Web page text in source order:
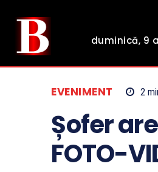
duminică, 9
EVENIMENT 2
Șofer
FOTO-